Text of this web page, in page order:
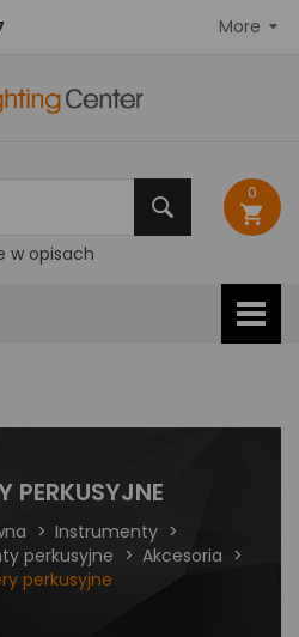
w opisach
0
shopping_cart
More
PERKUSYJNE
Instrumenty
perkusyjne
Akcesoria
perkusyjne